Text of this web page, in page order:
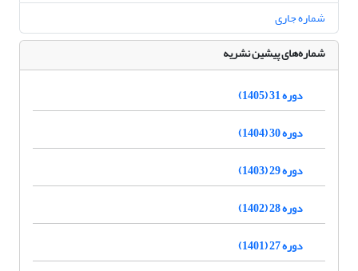
شماره جاری
شماره‌های پیشین نشریه
دوره 31 (1405)
دوره 30 (1404)
دوره 29 (1403)
دوره 28 (1402)
دوره 27 (1401)